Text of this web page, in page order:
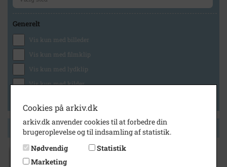
Generelt
Vis kun med billeder
Vis kun med filmklip
Vis kun med lydklip
Vis kun med kilder
Side 1 af 1
Cookies på arkiv.dk
arkiv.dk anvender cookies til at forbedre din
brugeroplevelse og til indsamling af statistik.
Nødvendig
Statistik
Marketing